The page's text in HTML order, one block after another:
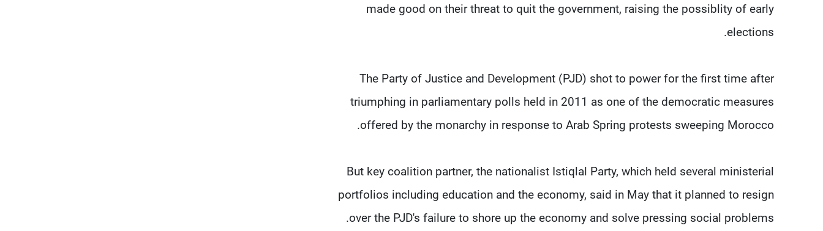
made good on their threat to quit the government, raising the possiblity of early
elections.
The Party of Justice and Development (PJD) shot to power for the first time after
triumphing in parliamentary polls held in 2011 as one of the democratic measures
offered by the monarchy in response to Arab Spring protests sweeping Morocco.
But key coalition partner, the nationalist Istiqlal Party, which held several ministerial
portfolios including education and the economy, said in May that it planned to resign
over the PJD's failure to shore up the economy and solve pressing social problems.